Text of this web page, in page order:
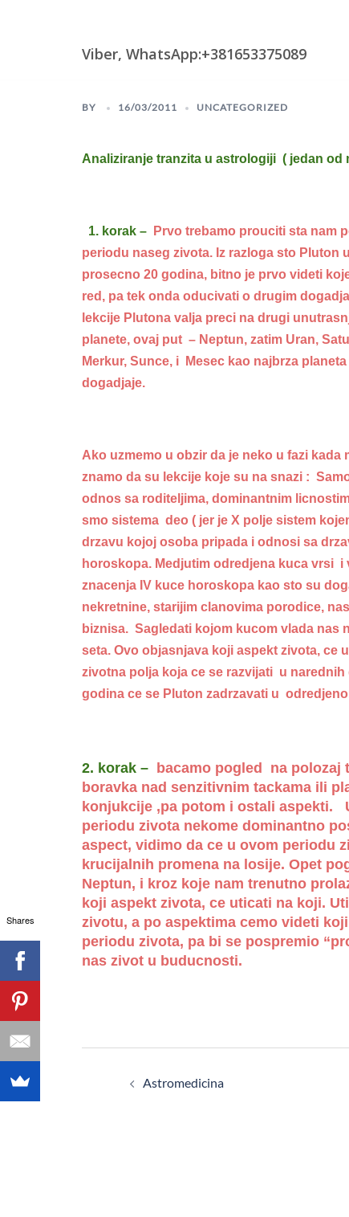
Viber, WhatsApp:+381653375089
BY 16/03/2011 UNCATEGORIZED
Analiziranje tranzita u astrologiji ( jedan od
1. korak – Prvo trebamo prouciti sta nam
periodu naseg zivota. Iz razloga sto Pluton
prosecno 20 godina, bitno je prvo videti
red, pa tek onda oducivati o drugim
lekcije Plutona valja preci na drugi
planete, ovaj put – Neptun, zatim Uran,
Merkur, Sunce, i Mesec kao najbrza
dogadjaje.
Ako uzmemo u obzir da je neko u fazi
znamo da su lekcije koje su na snazi :
odnos sa roditeljima, dominantnim
smo sistema deo ( jer je X polje sistem
drzavu kojoj osoba pripada i odnosi sa
horoskopa. Medjutim odredjena kuca vrsi
znacenja IV kuce horoskopa kao sto su
nekretnine, starijim clanovima porodice,
biznisa. Sagledati kojom kucom vlada nas
seta. Ovo objasnjava koji aspekt zivota, ce
zivotna polja koja ce se razvijati u
godina ce se Pluton zadrzavati u
2. korak – bacamo pogled na polozaj
boravka nad senzitivnim tackama ili
konjukcije ,pa potom i ostali aspekti.
periodu zivota nekome dominantno
aspect, vidimo da ce u ovom periodu
krucijalnih promena na losije. Opet
Neptun, i kroz koje nam trenutno
koji aspekt zivota, ce uticati na koji.
zivotu, a po aspektima cemo videti
periodu zivota, pa bi se pospremio
nas zivot u buducnosti.
Astromedicina
Shares